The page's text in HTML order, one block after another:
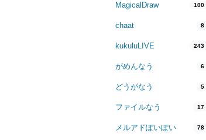
MagicalDraw 100
chaat 8
kukuluLIVE 243
がめんなう 6
どうがなう 5
ファイルなう 17
メルアドぽいぽい 78